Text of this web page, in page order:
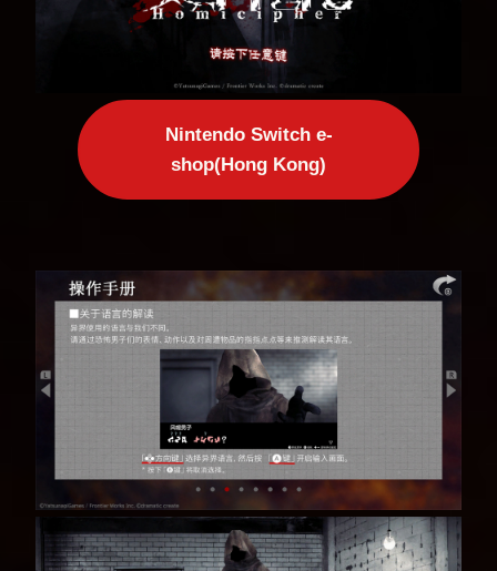
2025-09-25
■《文字化化》将推出 Nintendo
Switch 版本，预计2026年发售。
Nintendo Switch e-
shop(Hong Kong)